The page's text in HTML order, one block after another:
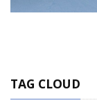
TAG CLOUD